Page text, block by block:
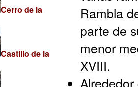
Cerro de la
Castillo de la
Rambla
parte de
menor
XVIII.